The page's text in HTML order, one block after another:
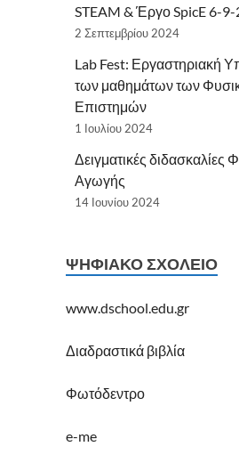
STEAM & Έργο SpicE 6-
2 Σεπτεμβρίου 2024
Lab Fest: Εργαστηριακή
των μαθημάτων των
Επιστημών
1 Ιουλίου 2024
Δειγματικές διδασκαλίες
Αγωγής
14 Ιουνίου 2024
ΨΗΦΙΑΚΌ ΣΧΟΛΕΊΟ
www.dschool.edu.gr
Διαδραστικά βιβλία
Φωτόδεντρο
e-me